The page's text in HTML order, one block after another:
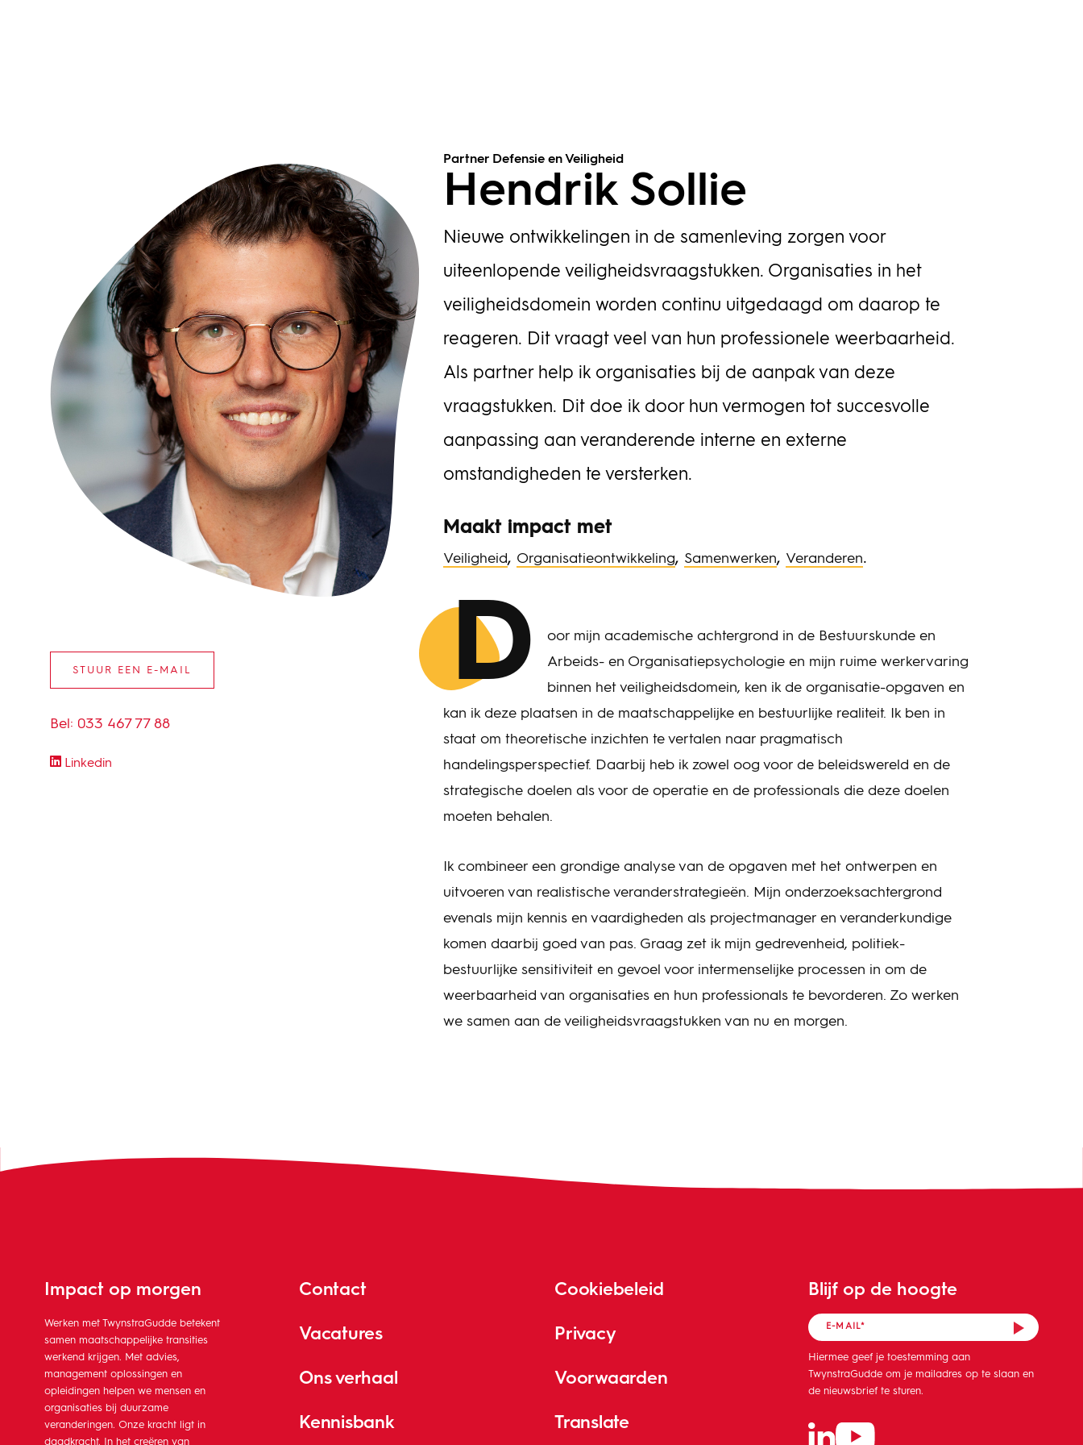
STUUR EEN E-MAIL
Bel: 033 467 77 88
Linkedin
Partner Defensie en Veiligheid
Hendrik Sollie
Nieuwe ontwikkelingen in de samenleving zorgen voor
uiteenlopende veiligheidsvraagstukken. Organisaties in het
veiligheidsdomein worden continu uitgedaagd om daarop te
reageren. Dit vraagt veel van hun professionele weerbaarheid.
Als partner help ik organisaties bij de aanpak van deze
vraagstukken. Dit doe ik door hun vermogen tot succesvolle
aanpassing aan veranderende interne en externe
omstandigheden te versterken.
Maakt impact met
Veiligheid, Organisatieontwikkeling, Samenwerken, Veranderen.
D
oor mijn academische achtergrond in de Bestuurskunde en
Arbeids- en Organisatiepsychologie en mijn ruime werkervaring
binnen het veiligheidsdomein, ken ik de organisatie-opgaven en
kan ik deze plaatsen in de maatschappelijke en bestuurlijke realiteit. Ik ben in
staat om theoretische inzichten te vertalen naar pragmatisch
handelingsperspectief. Daarbij heb ik zowel oog voor de beleidswereld en de
strategische doelen als voor de operatie en de professionals die deze doelen
moeten behalen.
Ik combineer een grondige analyse van de opgaven met het ontwerpen en
uitvoeren van realistische veranderstrategieën. Mijn onderzoeksachtergrond
evenals mijn kennis en vaardigheden als projectmanager en veranderkundige
komen daarbij goed van pas. Graag zet ik mijn gedrevenheid, politiek-
bestuurlijke sensitiviteit en gevoel voor intermenselijke processen in om de
weerbaarheid van organisaties en hun professionals te bevorderen. Zo werken
we samen aan de veiligheidsvraagstukken van nu en morgen.
Impact op morgen
Werken met TwynstraGudde betekent
samen maatschappelijke transities
werkend krijgen. Met advies,
management oplossingen en
opleidingen helpen we mensen en
organisaties bij duurzame
veranderingen. Onze kracht ligt in
daadkracht. In het creëren van
Contact
Cookiebeleid
Vacatures
Privacy
Ons verhaal
Voorwaarden
Kennisbank
Translate
Blijf op de hoogte
Hiermee geef je toestemming aan
TwynstraGudde om je mailadres op te slaan en
de nieuwsbrief te sturen.